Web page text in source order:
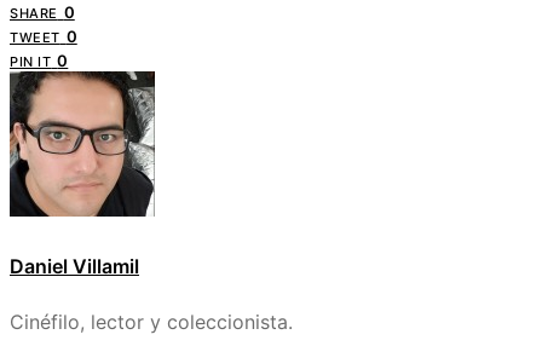
SHARE 0
TWEET 0
PIN IT 0
Daniel Villamil
Cinéfilo, lector y coleccionista.